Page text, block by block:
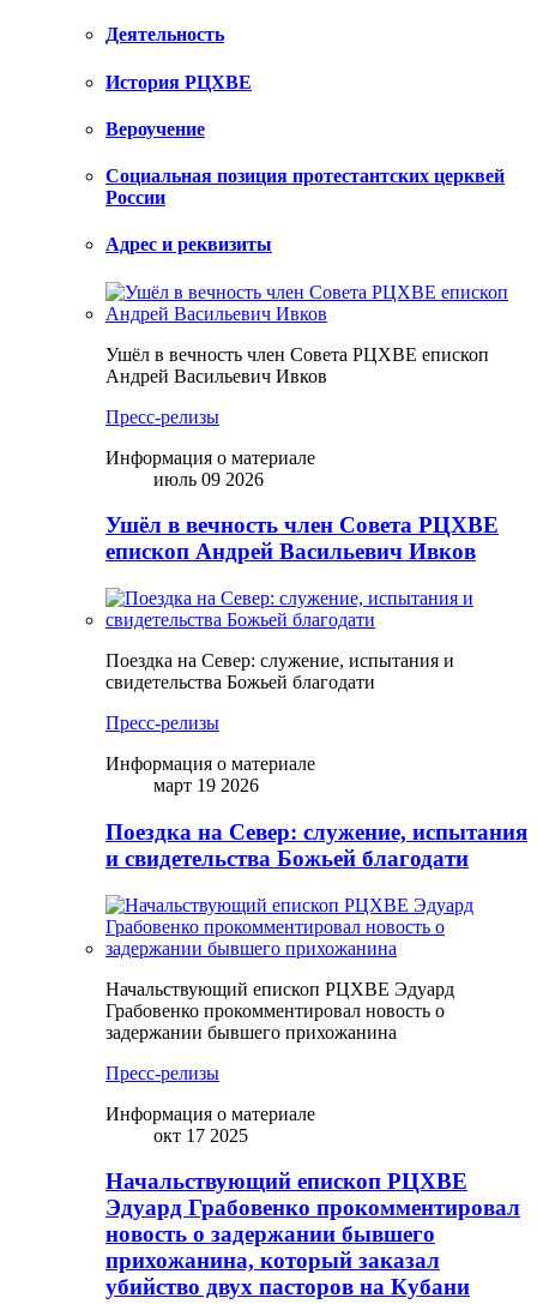
Деятельность
История РЦХВЕ
Вероучение
Социальная позиция протестантских церквей
России
Адрес и реквизиты
Ушёл в вечность член Совета РЦХВЕ епископ
Андрей Васильевич Ивков
Пресс-релизы
Информация о материале
июль 09 2026
Ушёл в вечность член Совета РЦХВЕ
епископ Андрей Васильевич Ивков
Поездка на Север: служение, испытания и
свидетельства Божьей благодати
Пресс-релизы
Информация о материале
март 19 2026
Поездка на Север: служение, испытания
и свидетельства Божьей благодати
Начальствующий епископ РЦХВЕ Эдуард
Грабовенко прокомментировал новость о
задержании бывшего прихожанина
Пресс-релизы
Информация о материале
окт 17 2025
Начальствующий епископ РЦХВЕ
Эдуард Грабовенко прокомментировал
новость о задержании бывшего
прихожанина, который заказал
убийство двух пасторов на Кубани